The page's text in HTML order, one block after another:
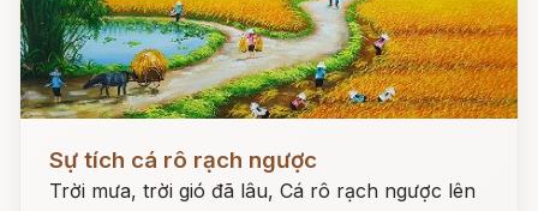
Sự tích cá rô rạch ngược
Trời mưa, trời gió đã lâu, Cá rô rạch ngược lên